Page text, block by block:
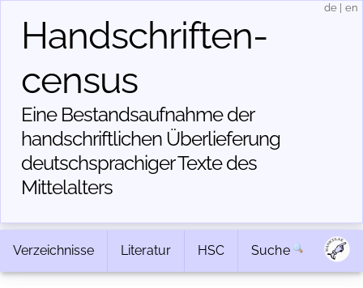
Handschriften­
census
Eine Bestandsaufnahme der
handschriftlichen Über­lieferung
deutschsprachiger Texte des
Mittelalters
de en
Verzeichnisse Literatur HSC Suche